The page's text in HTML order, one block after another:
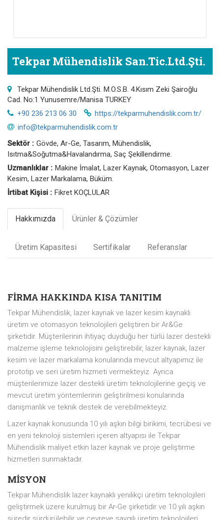
Tekpar Mühendislik San.Tic.Ltd.Şti.
Tekpar Mühendislik Ltd.Şti. M.O.S.B. 4.Kısım Zeki Şairoğlu
Cad. No:1 Yunusemre/Manisa TURKEY
+90 236 213 06 30
https://tekparmuhendislik.com.tr/
info@tekparmuhendislik.com.tr
Sektör : Gövde, Ar-Ge, Tasarım, Mühendislik,
Isıtma&Soğutma&Havalandırma, Saç Şekillendirme.
Uzmanlıklar : Makine İmalat, Lazer Kaynak, Otomasyon, Lazer
Kesim, Lazer Markalama, Büküm.
İrtibat Kişisi : Fikret KOÇLULAR
Hakkımızda Ürünler & Çözümler
Üretim Kapasitesi Sertifikalar Referanslar
FİRMA HAKKINDA KISA TANITIM
Tekpar Mühendislik, lazer kaynak ve lazer kesim kaynaklı
üretim ve otomasyon teknolojileri geliştiren bir Ar&Ge
şirketidir. Müşterilerinin ihtiyaç duyduğu her türlü lazer destekli
malzeme işleme teknolojisini geliştirebilir, lazer kaynak, lazer
kesim ve lazer markalama konularında mevcut altyapımız ile
prototip ve seri üretim hizmeti vermekteyiz. Ayrıca
müşterilerimize lazer destekli üretim teknolojilerine geçiş ve
mevcut üretim yöntemlerinin geliştirilmesi konularında
danışmanlık ve teknik destek de verebilmekteyiz.
Lazer kaynak konusunda 10 yılı aşkın bilgi birikimi, tecrübesi ve
en yeni teknoloji sistemleri içeren altyapısı ile Tekpar
Mühendislik maliyet etkin lazer kaynak ve proje geliştirme
hizmetleri sunmaktadır.
MİSYON
Tekpar Mühendislik lazer kaynaklı yenilikçi üretim teknolojileri
geliştirmek üzere kurulmuş bir Ar-Ge şirketidir ve 10 yılı aşkın